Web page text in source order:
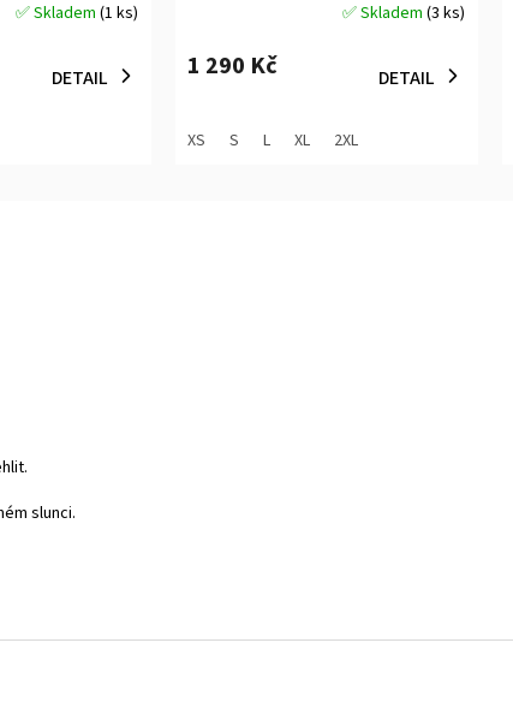
✅ Skladem (1 ks)
DETAIL
produktu
z
5
✅ Skladem(3 ks)
1 290 Kč DETAIL
XS S L XL 2XL
slunci.